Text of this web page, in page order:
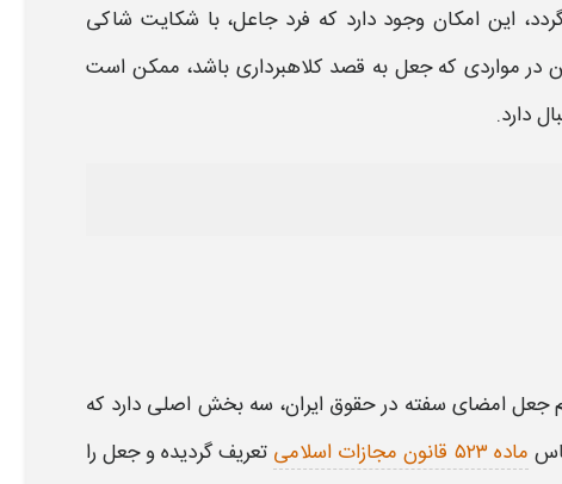
این امکان وجود دارد که فرد جاعل، با شکایت شاکی
در مواردی کهجعل به قصد کلاهبرداری باشد، ممکن است
دارد.
جعلامضای سفته در حقوق ایران، سه بخش اصلی دارد که
ماده ۵۲۳ قانون مجازات اسلامی تعریف گردیده وجعلرا